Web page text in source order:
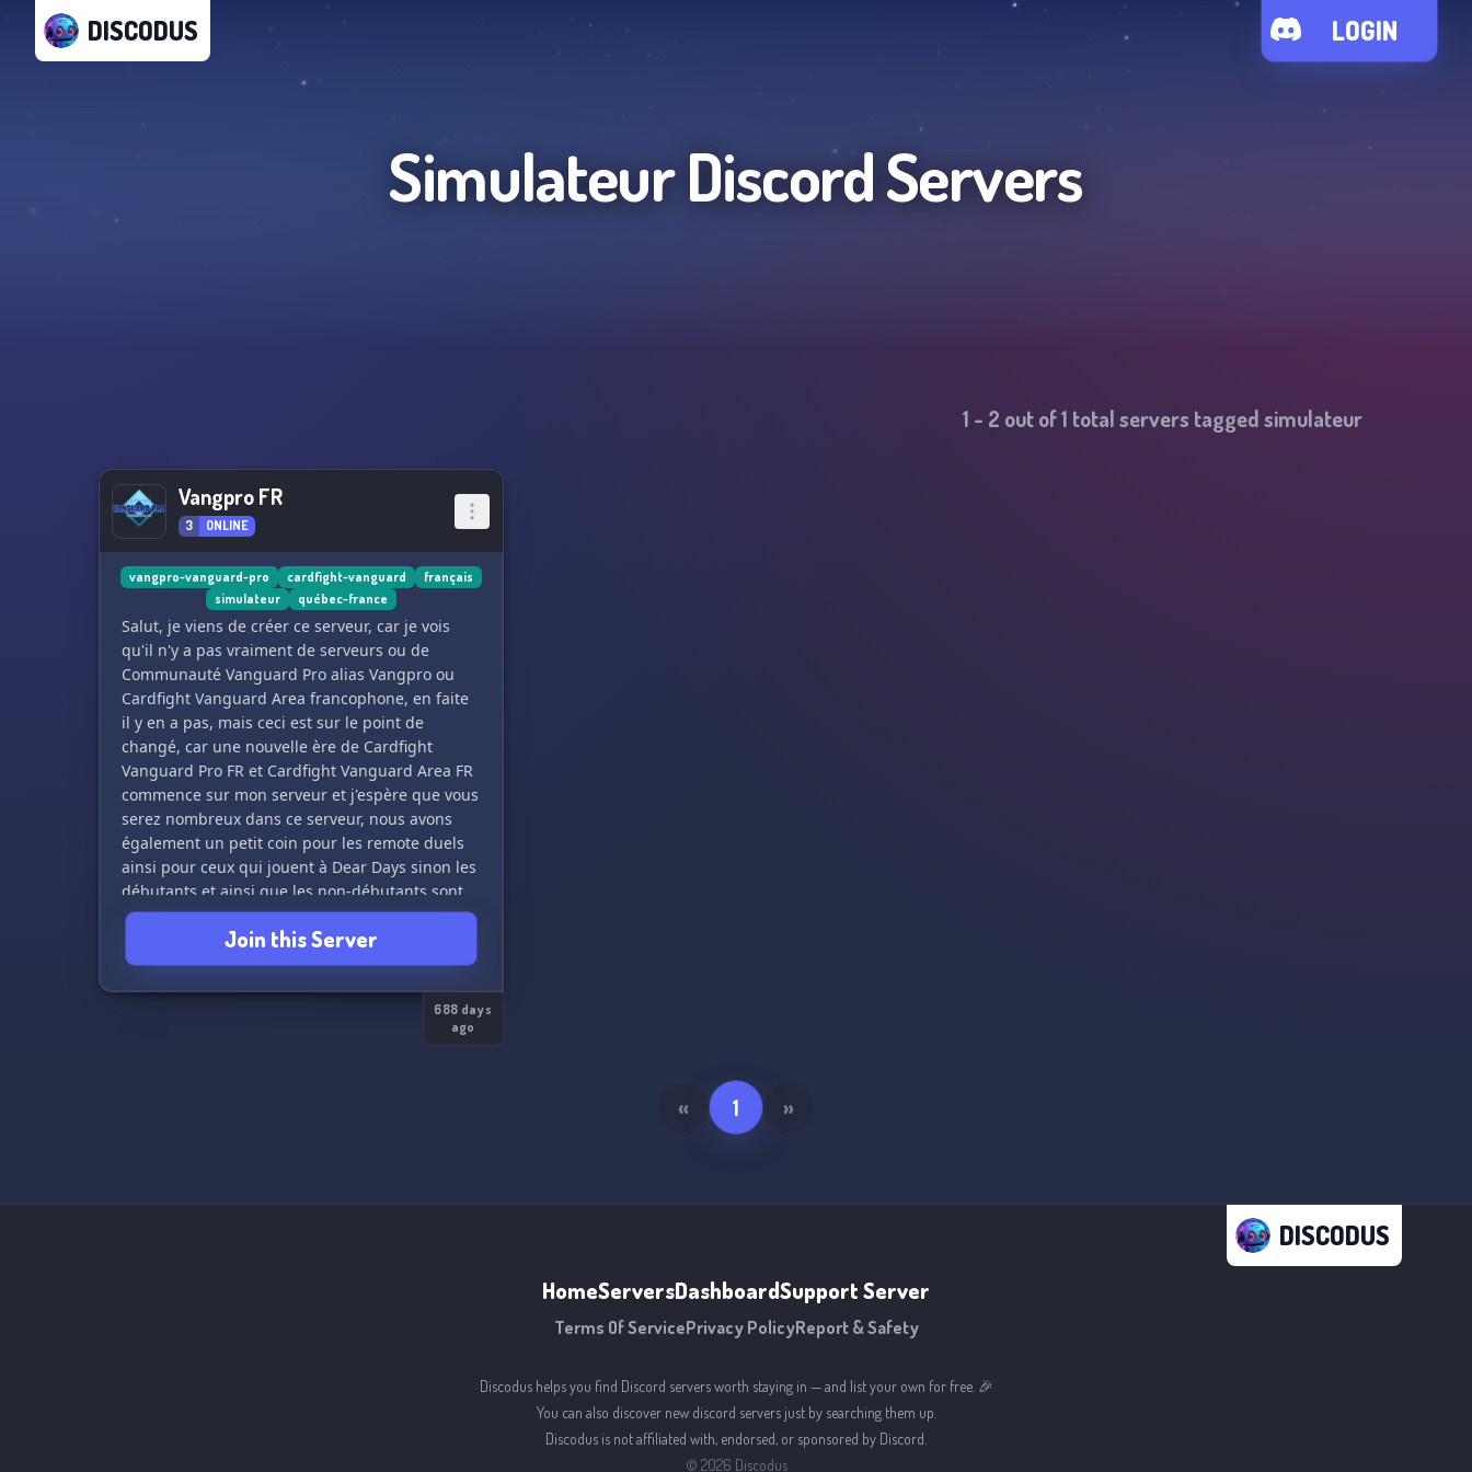
DISCODUS LOGIN
SimulateurDiscord Servers
1 - 2 out of1 total servers taggedsimulateur
Vangpro FR
3 ONLINE
vangpro-vanguard-pro cardfight-vanguard
français
simulateur
québec-france
Salut, je viens de créer ce serveur, car je vois
qu'il n'y a pas vraiment de serveurs ou de
Communauté Vanguard Pro alias Vangpro ou
Cardfight Vanguard Area francophone, en faite
il y en a pas, mais ceci est sur le point de
changé, car une nouvelle ère de Cardfight
Vanguard Pro FR et Cardfight Vanguard Area FR
commence sur mon serveur et j'espère que vous
serez nombreux dans ce serveur, nous avons
également un petit coin pour les remote duels
ainsi pour ceux qui jouent à Dear Days sinon les
débutants et ainsi que les non-débutants sont
et seront les bienvenus ça nous ferrais
également plaisir de vous aider même si vous
débutez. Alors Stand up, the, Vanguard!!
Join this Server
688 days
ago
« 1 »
DISCODUS
HomeServersDashboardSupport Server
Terms Of ServicePrivacy PolicyReport & Safety
Discodus helps you find Discord servers worth staying in — and list your own for free. 🎉
You can also discover new discord servers just by searching them up.
Discodus is not affiliated with, endorsed, or sponsored by Discord.
© 2026 Discodus